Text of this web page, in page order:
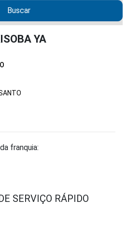
Buscar
YA
franquia:
SERVIÇO RÁPIDO